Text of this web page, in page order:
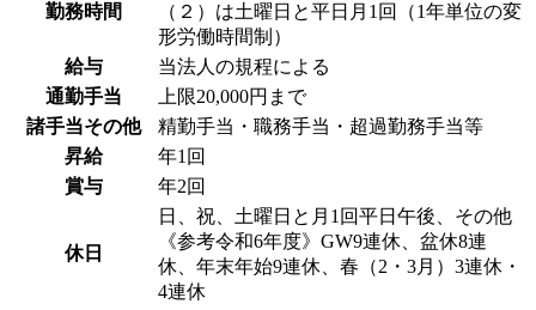
勤務時間
（２）は土曜日と平日月1回（1年単位の変
形労働時間制）
給与
当法人の規程による
通勤手当
上限20,000円まで
諸手当その他
精勤手当・職務手当・超過勤務手当等
昇給
年1回
賞与
年2回
休日
日、祝、土曜日と月1回平日午後、その他
《参考令和6年度》GW9連休、盆休8連
休、年末年始9連休、春（2・3月）3連休・
4連休